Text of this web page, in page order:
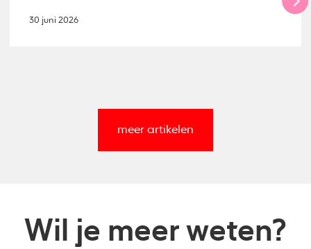
30 juni 2026
meer artikelen
Wil je meer weten?